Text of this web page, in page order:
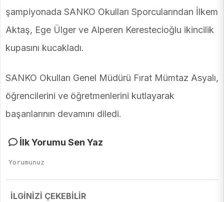
şampiyonada SANKO Okulları Sporcularından İlkem
Aktaş, Ege Ülger ve Alperen Kerestecioğlu ikincilik
kupasını kucakladı.
SANKO Okulları Genel Müdürü Fırat Mümtaz Asyalı,
öğrencilerini ve öğretmenlerini kutlayarak
başarılarının devamını diledi.
İlk Yorumu Sen Yaz
İLGİNİZİ ÇEKEBİLİR